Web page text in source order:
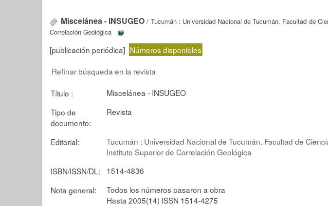
Miscelánea - INSUGEO / Tucumán : Universidad Nacional de Tucumán. Facultad de
Correlación Geológica
[publicación periódica] Números disponibles
Refinar búsqueda en la revista
Título :
Miscelánea - INSUGEO
Tipo de
documento:
Revista
Editorial:
Tucumán : Universidad Nacional de Tucumán. Facultad de
Instituto Superior de Correlación Geológica
ISBN/ISSN/DL:
1514-4836
Nota general:
Todos los números pasaron a obra
Hasta 2005(14) ISSN 1514-4275